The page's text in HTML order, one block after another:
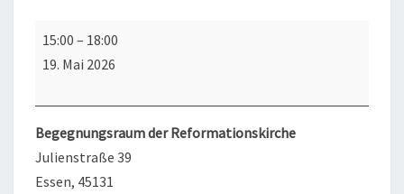
Gesell-
schaftsspiele
15:00 – 18:00
19. Mai 2026
Begegnungsraum der Reformationskirche
Julienstraße 39
Essen, 45131